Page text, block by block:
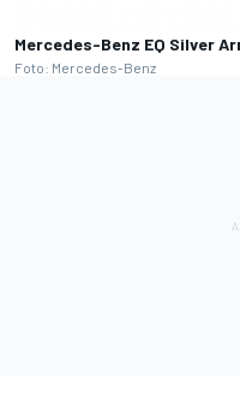
Mercedes-Benz EQ Silver
Foto: Mercedes-Benz